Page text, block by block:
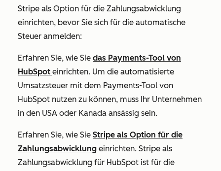
Stripe als Option für die Zahlungsabwicklung
einrichten, bevor Sie sich für die automatische
Steuer anmelden:
Erfahren Sie, wie Sie das Payments-Tool von
HubSpot einrichten. Um die automatisierte
Umsatzsteuer mit dem Payments-Tool von
HubSpot nutzen zu können, muss Ihr Unternehmen
in den USA oder Kanada ansässig sein.
Erfahren Sie, wie Sie Stripe als Option für die
Zahlungsabwicklung einrichten. Stripe als
Zahlungsabwicklung für HubSpot ist für die